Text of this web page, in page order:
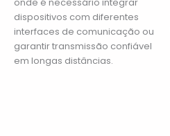
dispositivos com diferentes
interfaces de comunicação ou
garantir transmissão confiável
em longas distâncias.